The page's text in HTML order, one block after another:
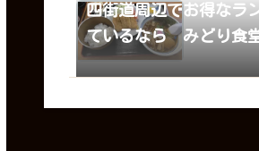
四街道周辺でお得なラ
ているなら みどり食